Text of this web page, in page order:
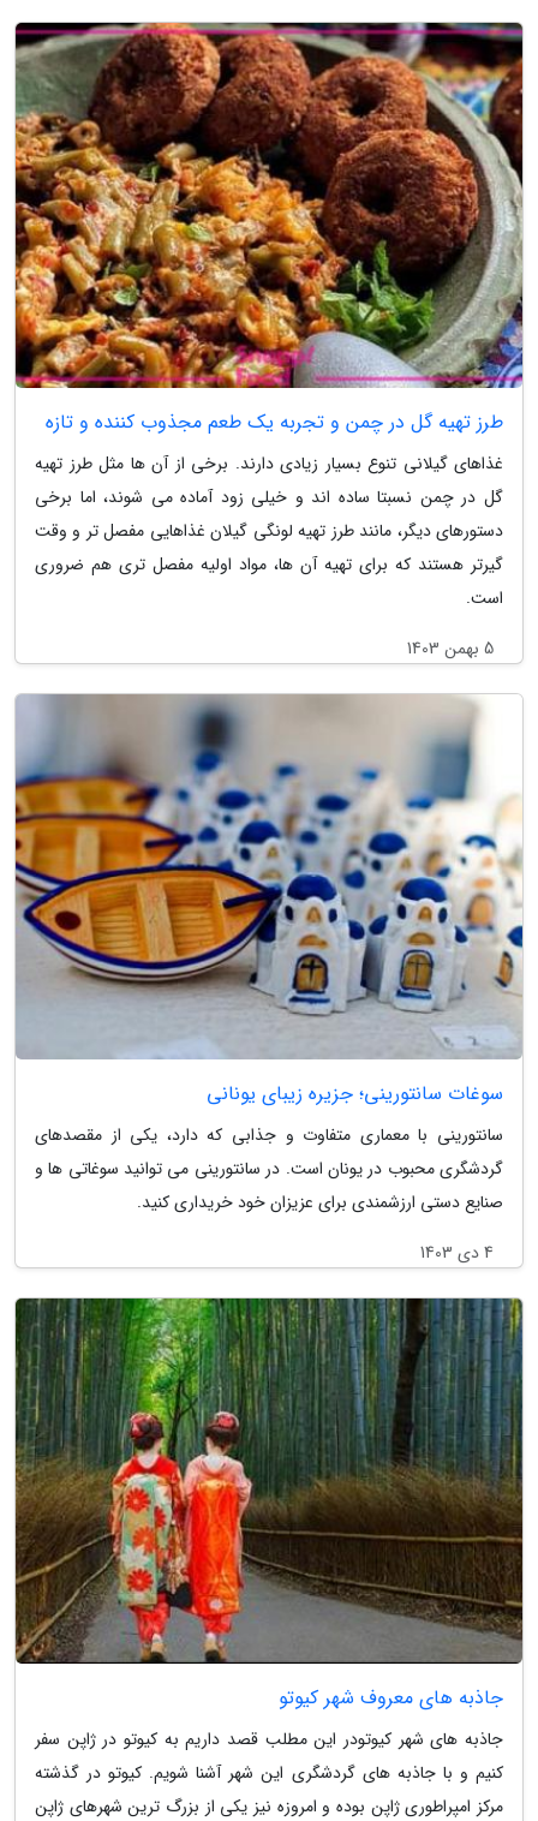
طرز تهیه گل در چمن و تجربه یک طعم مجذوب کننده و تازه
غذاهای گیلانی تنوع بسیار زیادی دارند. برخی از آن ها مثل طرز تهیه
گل در چمن نسبتا ساده اند و خیلی زود آماده می شوند، اما برخی
دستورهای دیگر، مانند طرز تهیه لونگی گیلان غذاهایی مفصل تر و وقت
گیرتر هستند که برای تهیه آن ها، مواد اولیه مفصل تری هم ضروری
است.
5 بهمن 1403
سوغات سانتورینی؛ جزیره زیبای یونانی
سانتورینی با معماری متفاوت و جذابی که دارد، یکی از مقصدهای
گردشگری محبوب در یونان است. در سانتورینی می توانید سوغاتی ها و
صنایع دستی ارزشمندی برای عزیزان خود خریداری کنید.
4 دی 1403
جاذبه های معروف شهر کیوتو
جاذبه های شهر کیوتودر این مطلب قصد داریم به کیوتو در ژاپن سفر
کنیم و با جاذبه های گردشگری این شهر آشنا شویم. کیوتو در گذشته
مرکز امپراطوری ژاپن بوده و امروزه نیز یکی از بزرگ ترین شهرهای ژاپن